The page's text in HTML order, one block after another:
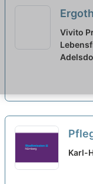
oder
Vivito
Karl-